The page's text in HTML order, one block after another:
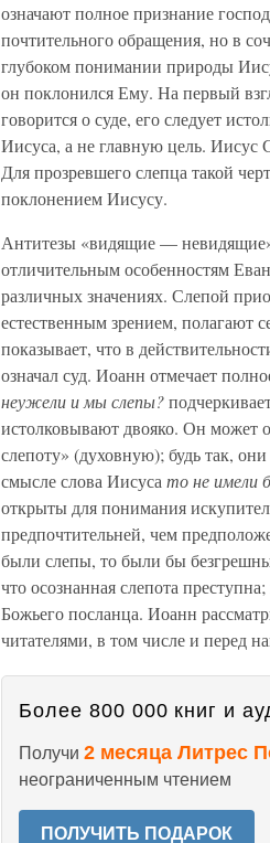
означают полное признание
почтительного обращения, но в
глубоком понимании природы
он поклонился Ему. На первый
говорится о суде, его следует
Иисуса, а не главную цель. Иисус
Для прозревшего слепца такой
поклонением Иисусу.
Антитезы «видящие —
отличительным особенностям
различных значениях. Слепой
естественным зрением, полагают
показывает, что в
означал суд. Иоанн отмечает
неужели и мы слепы?
истолковывают двояко. Он может
слепоту» (духовную); будь так,
смысле слова Иисуса то не имели
открыты для понимания
предпочтительней, чем
были слепы, то были бы
что осознанная слепота
Божьего посланца. Иоанн
читателями, в том числе и перед
Более 800 000 книг и
Получи 2 месяца Литрес
неограниченным чтением
ПОЛУЧИТЬ ПОДАРОК